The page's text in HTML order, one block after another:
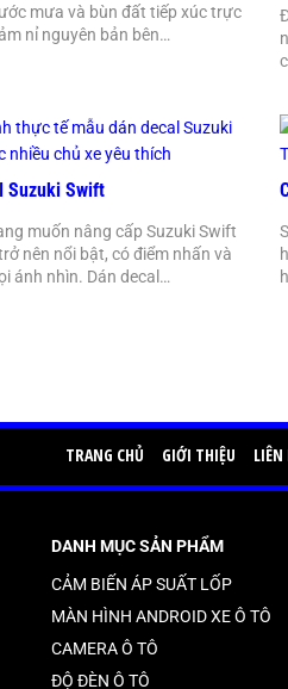
mưa và bùn đất tiếp xúc trực
nỉ nguyên bản bên…
Suzuki Swift
muốn nâng cấp Suzuki Swift
nên nổi bật, có điểm nhấn và
ánh nhìn. Dán decal…
TRANG CHỦ GIỚI THIỆU LIÊN
DANH MỤC SẢN PHẨM
CẢM BIẾN ÁP SUẤT LỐP
MÀN HÌNH ANDROID XE Ô TÔ
CAMERA Ô TÔ
ĐỘ ĐÈN Ô TÔ